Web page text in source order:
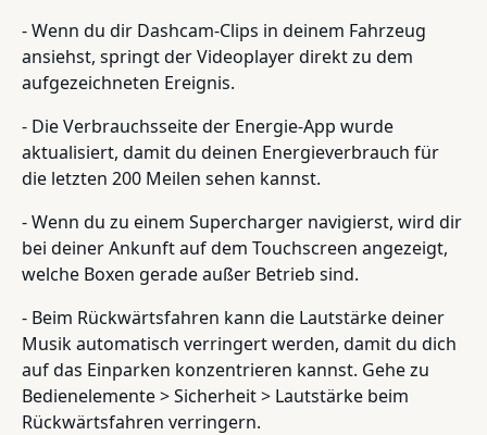
- Wenn du dir Dashcam-Clips in deinem Fahrzeug
ansiehst, springt der Videoplayer direkt zu dem
aufgezeichneten Ereignis.
- Die Verbrauchsseite der Energie-App wurde
aktualisiert, damit du deinen Energieverbrauch für
die letzten 200 Meilen sehen kannst.
- Wenn du zu einem Supercharger navigierst, wird dir
bei deiner Ankunft auf dem Touchscreen angezeigt,
welche Boxen gerade außer Betrieb sind.
- Beim Rückwärtsfahren kann die Lautstärke deiner
Musik automatisch verringert werden, damit du dich
auf das Einparken konzentrieren kannst. Gehe zu
Bedienelemente > Sicherheit > Lautstärke beim
Rückwärtsfahren verringern.